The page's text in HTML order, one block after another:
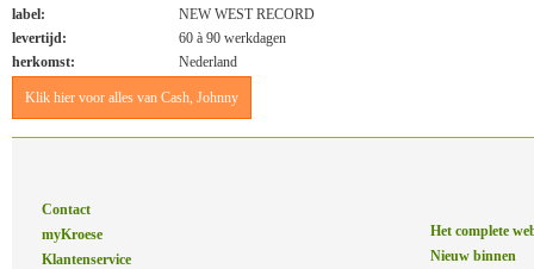
label:
NEW WEST RECORD
levertijd:
60 à 90 werkdagen
herkomst:
Nederland
Klik hier voor alles van Cash, Johnny
Contact
myKroese
Klantenservice
Het complete
Nieuw binnen